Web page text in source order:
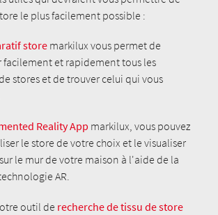
le plus facilement possible :
storemarkilux vous permet de
facilement et rapidement tous les
stores et de trouver celui qui vous
Reality App markilux, vous pouvez
le store de votre choix et le visualiser
le mur de votre maison à l'aide de la
AR.
outil de recherche de tissu de store